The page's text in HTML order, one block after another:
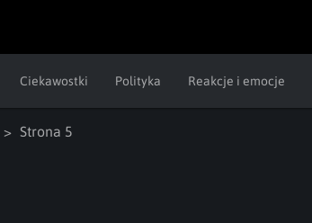
Ciekawostki Polityka Reakcje i emocje
Strona 5